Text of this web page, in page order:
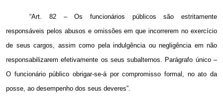
“Art. 82 – Os funcionários públicos são estritamente
responsáveis pelos abusos e omissões em que incorrerem no exercício
de seus cargos, assim como pela indulgência ou negligência em não
responsabilizarem efetivamente os seus subalternos. Parágrafo único –
O funcionário público obrigar-se-á por compromisso formal, no ato da
posse, ao desempenho dos seus deveres”.